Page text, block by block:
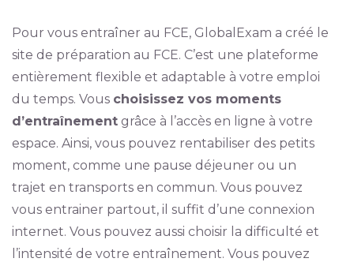
Pour vous entraîner au FCE, GlobalExam a créé le
site de préparation au FCE. C’est une plateforme
entièrement flexible et adaptable à votre emploi
du temps. Vous choisissez vos moments
d’entraînementgrâce à l’accès en ligne à votre
espace. Ainsi, vous pouvez rentabiliser des petits
moment, comme une pause déjeuner ou un
trajet en transports en commun. Vous pouvez
vous entrainer partout, il suffit d’une connexion
internet. Vous pouvez aussi choisir la difficulté et
l’intensité de votre entraînement. Vous pouvez